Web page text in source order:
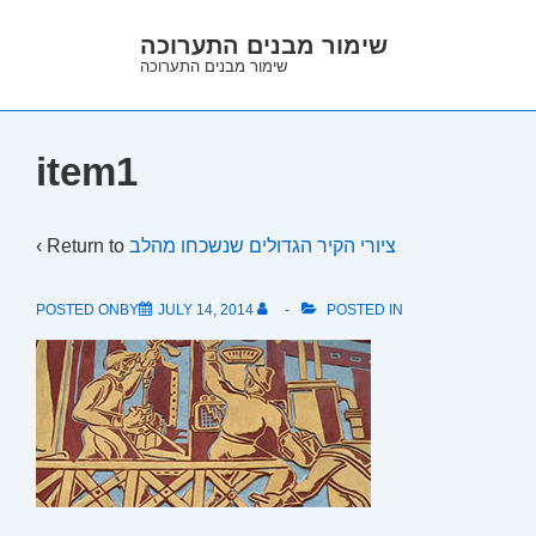
Main
שימור מבנים התערוכה
שימור מבנים התערוכה
item1
‹ Return to ציורי הקיר הגדולים שנשכחו מהלב
POSTED ONBY JULY 14, 2014 POSTED IN